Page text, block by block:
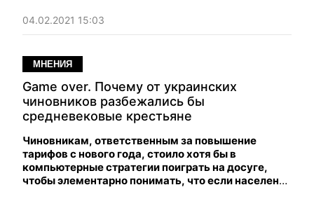
помощи адекватного решения самых острых
социальных проблем.
04.02.2021 15:03
МНЕНИЯ
Game over. Почему от украинских
чиновников разбежались бы
средневековые крестьяне
Чиновникам, ответственным за повышение
тарифов с нового года, стоило хотя бы в
компьютерные стратегии поиграть на досуге,
чтобы элементарно понимать, что если население